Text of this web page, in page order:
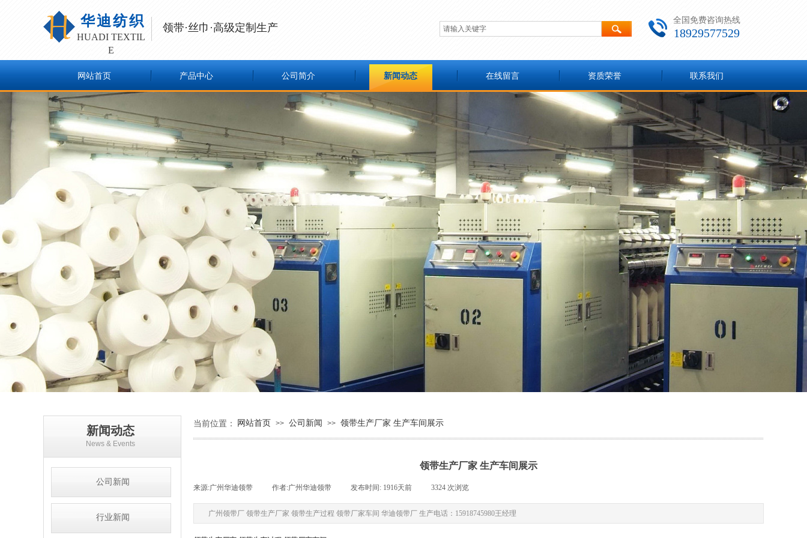
18929577529
全国免费咨询热线
领带·丝巾·高级定制生产
HUADI TEXTIL
E
华迪纺织
网站首页 产品中心 公司简介 新闻动态 在线留言 资质荣誉 联系我们
当前位置： 网站首页 >> 公司新闻 >> 领带生产厂家 生产车间展示
新闻动态
News & Events
领带生产厂家 生产车间展示
来源:广州华迪领带 作者:广州华迪领带 发布时间: 1916天前 3324 次浏览
广州领带厂 领带生产厂家 领带生产过程 领带厂家车间 华迪领带厂 生产电话：15918745980王经理
公司新闻
行业新闻